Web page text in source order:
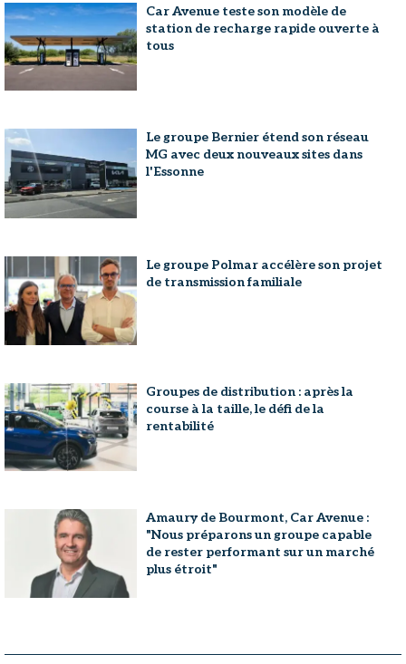
Car Avenue teste son modèle de
station de recharge rapide ouverte à
tous
Le groupe Bernier étend son réseau
MG avec deux nouveaux sites dans
l'Essonne
Le groupe Polmar accélère son projet
de transmission familiale
Groupes de distribution : après la
course à la taille, le défi de la
rentabilité
Amaury de Bourmont, Car Avenue :
"Nous préparons un groupe capable
de rester performant sur un marché
plus étroit"